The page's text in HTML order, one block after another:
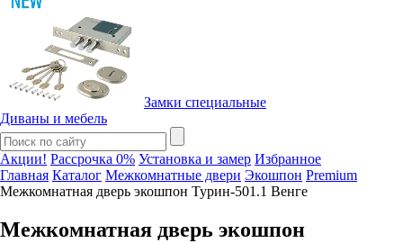
Замки специальные
Диваны и мебель
Акции! Рассрочка 0% Установка и замер Избранное
Главная Каталог Межкомнатные двери Экошпон Premium
Межкомнатная дверь экошпон Турин-501.1 Венге
Межкомнатная дверь экошпон